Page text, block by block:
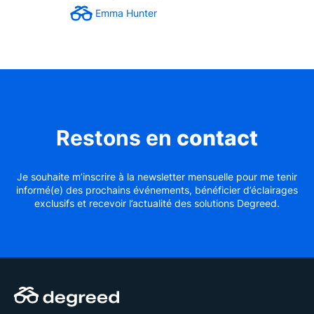
entreprises du secteur...
Emma Hunter
Restons en contact
Je souhaite m’inscrire à la newsletter mensuelle pour me tenir
informé(e) des prochains événements, bénéficier d’éclairages
exclusifs et recevoir l’actualité des solutions Degreed.